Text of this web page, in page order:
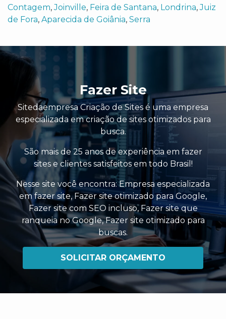
Contagem,Joinville, Feira de Santana, Londrina,Juiz
de Fora, Aparecida de Goiânia, Serra
Fazer Site
Sitedaempresa Criação de Sites é uma empresa
especializada em criação de sites otimizados para
busca.
São mais de 25 anos de experiência em fazer
sites e clientes satisfeitos em todo Brasil!
Nesse site você encontra:Empresa especializada
em fazer site,Fazer site otimizado para Google,
Fazer site com SEO incluso, Fazer site que
ranqueia no Google,Fazer site otimizado para
buscas.
SOLICITAR ORÇAMENTO